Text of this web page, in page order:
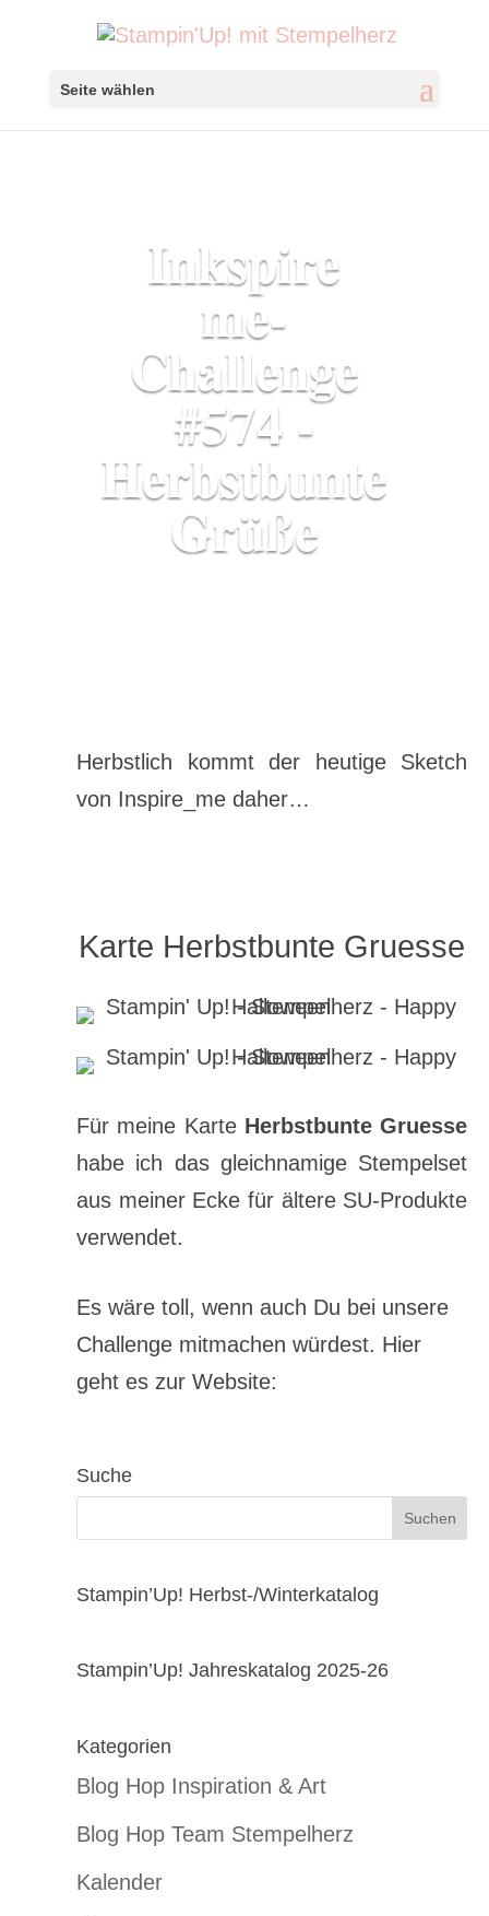
Seite wählen
Inkspire
me-
Challenge
#574 -
Herbstbunte
Grüße
Herbstlich kommt der heutige Sketch
von Inspire_me daher…
Karte Herbstbunte Gruesse
Für meine Karte Herbstbunte Gruesse
habe ich das gleichnamige Stempelset
aus meiner Ecke für ältere SU-Produkte
verwendet.
Es wäre toll, wenn auch Du bei unsere
Challenge mitmachen würdest. Hier
geht es zur Website:
Suche
Stampin’Up! Herbst-/Winterkatalog
Stampin’Up! Jahreskatalog 2025-26
Kategorien
Blog Hop Inspiration & Art
Blog Hop Team Stempelherz
Kalender